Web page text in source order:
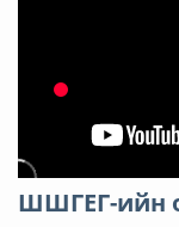
ШШГЕГ-ийн